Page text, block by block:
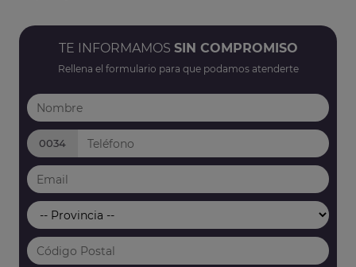
TE INFORMAMOS SIN COMPROMISO
Rellena el formulario para que podamos atenderte
0034